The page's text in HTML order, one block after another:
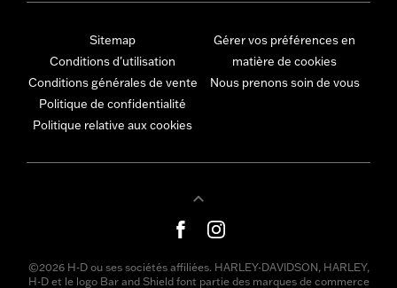
Sitemap
Conditions d'utilisation
Conditions générales de vente
Politique de confidentialité
Politique relative aux cookies
Gérer vos préférences en
matière de cookies
Nous prenons soin de vous
©2026 H-D ou ses sociétés affiliées. HARLEY-DAVIDSON, HARLEY,
H-D et le logo Bar and Shield font partie des marques de commerce